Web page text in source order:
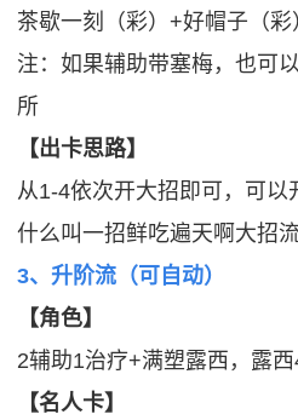
茶歇一刻（彩）+好帽子（彩
注：如果辅助带塞梅，也可
所
【出卡思路】
从1-4依次开大招即可，可以
什么叫一招鲜吃遍天啊大招
3、升阶流（可自动）
【角色】
2辅助1治疗+满塑露西，露
【名人卡】